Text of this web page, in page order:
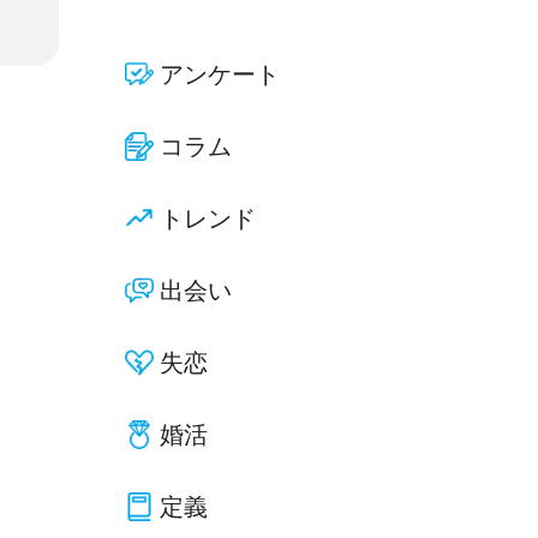
アンケート
コラム
トレンド
出会い
失恋
婚活
定義